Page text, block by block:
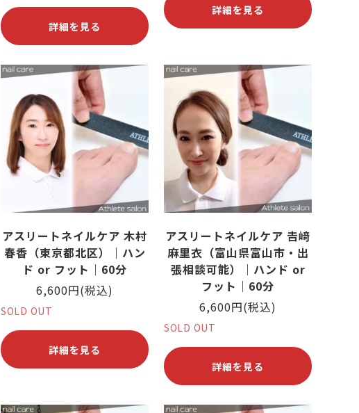
詳細を見る
詳細を見る
アスリートネイルケア 木村
春香（東京都北区）｜ハン
ド or フット｜60分
6,600円(税込)
SOLD OUT
詳細を見る
アスリートネイルケア 𠮷﨑
麻里衣（富山県富山市・出
張相談可能）｜ハンド or
フット｜60分
6,600円(税込)
SOLD OUT
詳細を見る